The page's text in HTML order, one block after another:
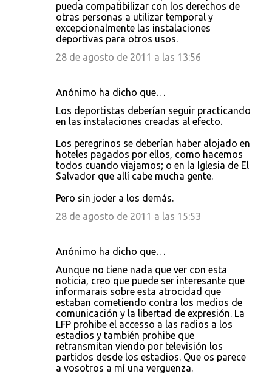
pueda compatibilizar con los derechos de
otras personas a utilizar temporal y
excepcionalmente las instalaciones
deportivas para otros usos.
28 de agosto de 2011 a las 13:56
Anónimo ha dicho que…
Los deportistas deberían seguir practicando
en las instalaciones creadas al efecto.
Los peregrinos se deberían haber alojado en
hoteles pagados por ellos, como hacemos
todos cuando viajamos; o en la Iglesia de El
Salvador que allí cabe mucha gente.
Pero sin joder a los demás.
28 de agosto de 2011 a las 15:53
Anónimo ha dicho que…
Aunque no tiene nada que ver con esta
noticia, creo que puede ser interesante que
informarais sobre esta atrocidad que
estaban cometiendo contra los medios de
comunicación y la libertad de expresión. La
LFP prohibe el accesso a las radios a los
estadios y también prohibe que
retransmitan viendo por televisión los
partidos desde los estadios. Que os parece
a vosotros a mí una verguenza.